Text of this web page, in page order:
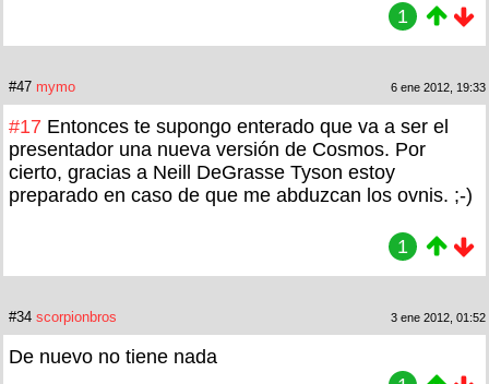
1
#47 mymo 6 ene 2012, 19:33
#17 Entonces te supongo enterado que va a ser el
presentador una nueva versión de Cosmos. Por
cierto, gracias a Neill DeGrasse Tyson estoy
preparado en caso de que me abduzcan los ovnis. ;-)
1
#34 scorpionbros 3 ene 2012, 01:52
De nuevo no tiene nada